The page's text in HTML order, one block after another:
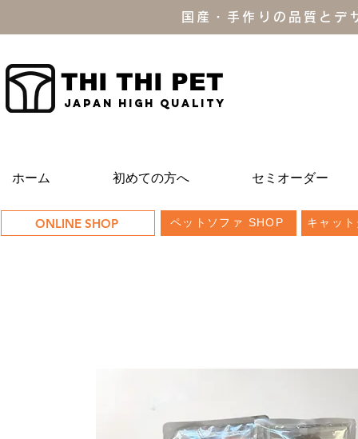
国産・手作りの品質と
THI THI PET
JAPAN high quality
ホーム 初めての方へ セミオーダー
ONLINE SHOP ペットソファ SHOP キャッ